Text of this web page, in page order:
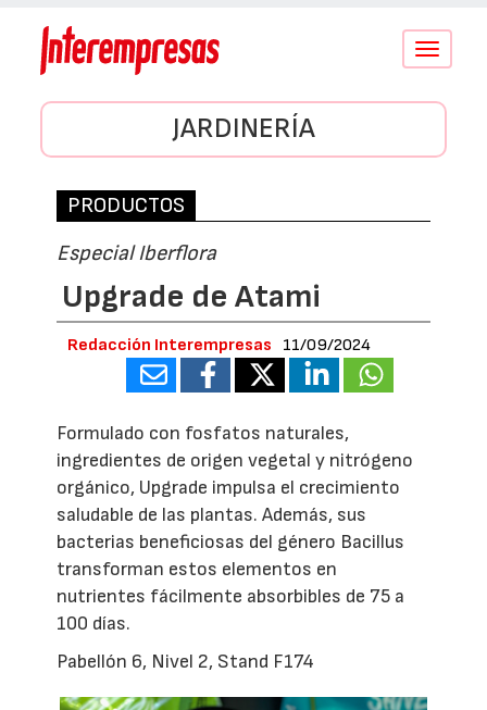
Conmutar
JARDINERÍA
PRODUCTOS
Especial Iberflora
Upgrade de Atami
Redacción Interempresas 11/09/2024
Formulado con fosfatos naturales,
ingredientes de origen vegetal y nitrógeno
orgánico, Upgrade impulsa el crecimiento
saludable de las plantas. Además, sus
bacterias beneficiosas del género Bacillus
transforman estos elementos en
nutrientes fácilmente absorbibles de 75 a
100 días.
Pabellón 6, Nivel 2, Stand F174